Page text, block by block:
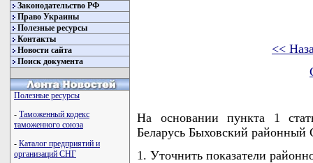
Законодательство РФ
Право Украины
Полезные ресурсы
Контакты
Новости сайта
Поиск документа
Полезные ресурсы
- Таможенный кодекс
таможенного союза
- Каталог предприятий и
организаций СНГ
<<
На основании пункта 1
Беларусь Быховский
1. Уточнить показатели